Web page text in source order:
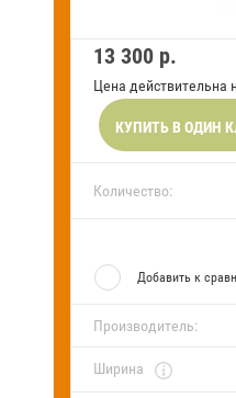
Карта
сайта
Отзывы
13 300 р.
Цена действительна
КУПИТЬ В ОДИН
Количество:
Добавить к
Производитель:
Ширина